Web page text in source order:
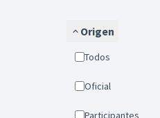
Origen
Todos
Oficial
Participantes